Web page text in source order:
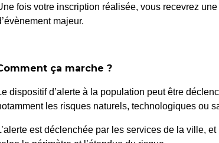
2 avenue de l’Europe Unie,
fois votre inscription réalisée, vous recevrez
majeur.
ça marche ?
dispositif d’alerte à la population peut être
les risques naturels, technologiques ou
est déclenchée par les services de la ville,